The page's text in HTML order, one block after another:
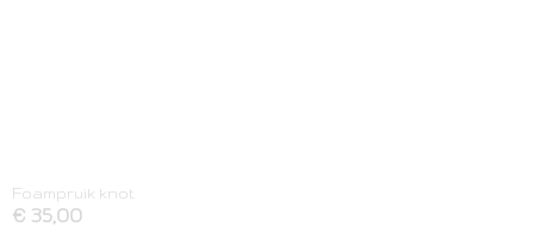
Foampruik knot
€ 35,00